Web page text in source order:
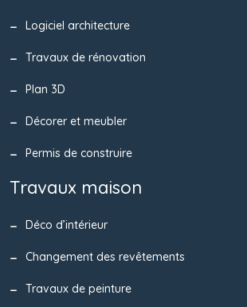
Logiciel architecture
Travaux de rénovation
Plan 3D
Décorer et meubler
Permis de construire
Travaux maison
Déco d’intérieur
Changement des revêtements
Travaux de peinture